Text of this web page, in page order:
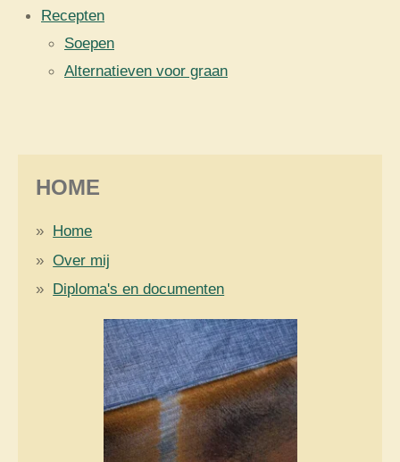
Recepten
Soepen
Alternatieven voor graan
HOME
Home
Over mij
Diploma's en documenten